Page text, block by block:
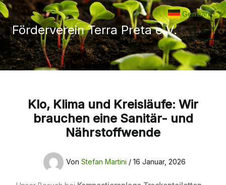
Zum
Inhalt
springen
Förderverein Terra Preta e.V.
Klo, Klima und Kreisläufe: Wir
brauchen eine Sanitär- und
Nährstoffwende
Von Stefan Martini / 16 Januar, 2026
German ▼